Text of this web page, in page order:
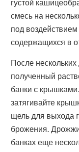
смесь на
под
содержащихся в
После
полученный
банки с
затягивайте
щель для выхода
брожения.
банках еще